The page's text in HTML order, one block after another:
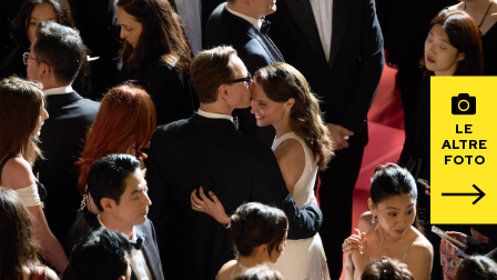
Scienza
Cultura
Economia
Sport
Media
Europa
Altrecose
Mondiali calcio 2026
PODCAST
LE
ALTRE
FOTO